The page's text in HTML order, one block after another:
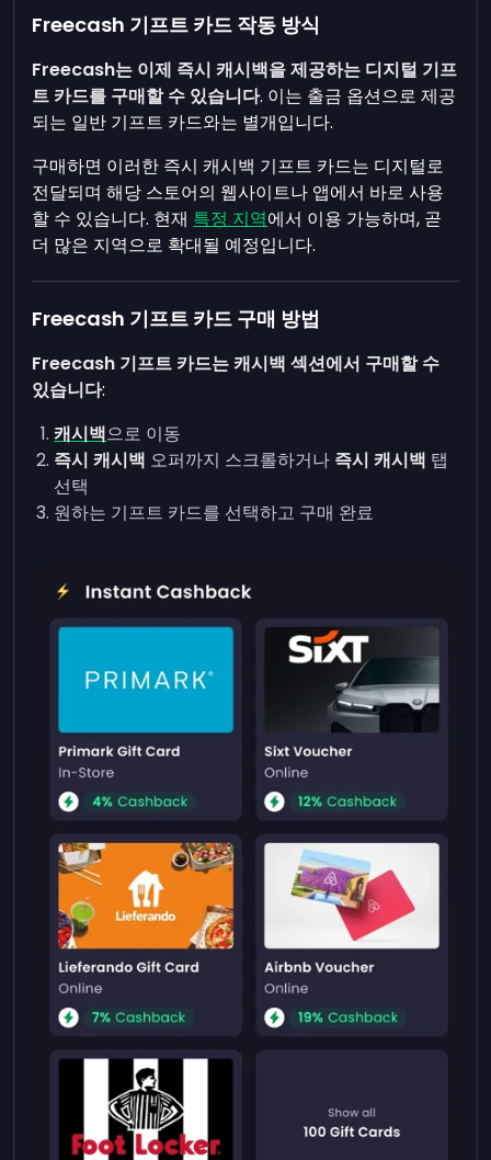
Freecash 기프트 카드 작동 방식
Freecash는 이제 즉시 캐시백을 제공하는 디지털 기프
트 카드를 구매할 수 있습니다. 이는 출금 옵션으로 제공
되는 일반 기프트 카드와는 별개입니다.
구매하면 이러한 즉시 캐시백 기프트 카드는 디지털로
전달되며 해당 스토어의 웹사이트나 앱에서 바로 사용
할 수 있습니다. 현재 특정 지역에서 이용 가능하며, 곧
더 많은 지역으로 확대될 예정입니다.
Freecash 기프트 카드 구매 방법
Freecash 기프트 카드는 캐시백 섹션에서 구매할 수
있습니다:
캐시백으로 이동
즉시 캐시백 오퍼까지 스크롤하거나 즉시 캐시백 탭
선택
원하는 기프트 카드를 선택하고 구매 완료